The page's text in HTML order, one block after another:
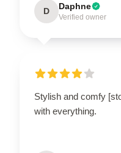
D Daphne
Verified owner
Stylish and comfy
with everything.